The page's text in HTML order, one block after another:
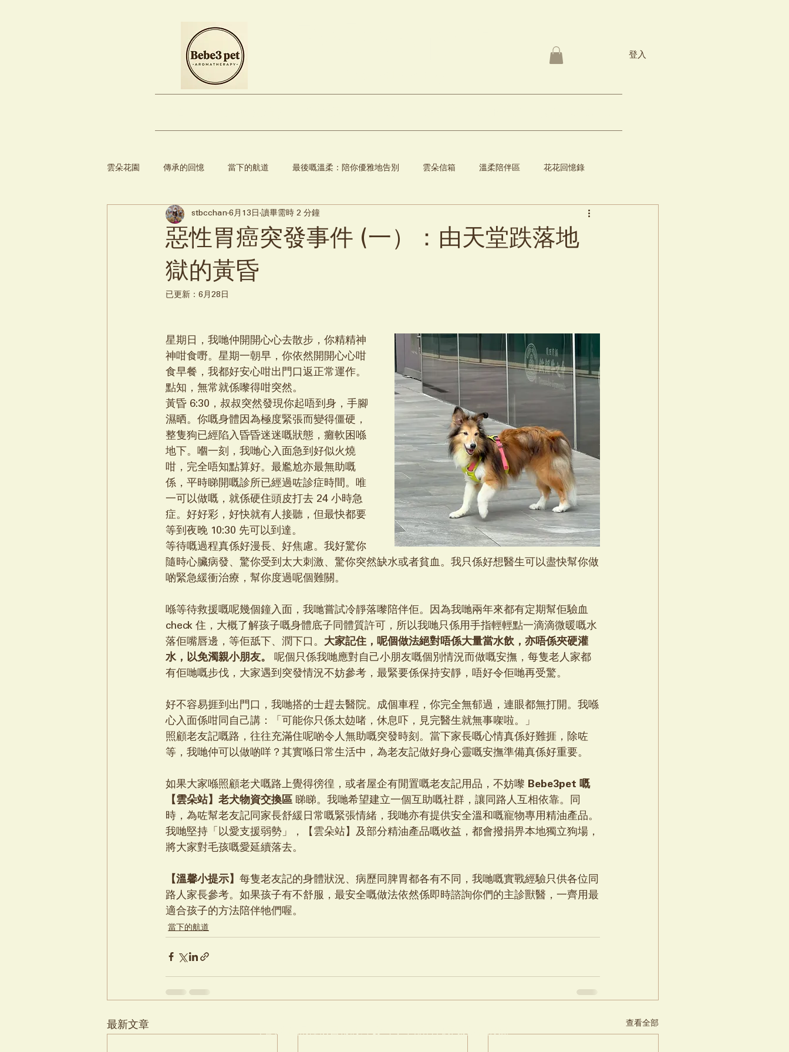
登入
雲朵花園 傳承的回憶 當下的航道 最後嘅溫柔：陪你優雅地告別 雲朵信箱 溫柔陪伴區 花花回憶錄
【強仔挑食事件簿】
惡性胃癌突發事件 (一）：由天堂跌落地
獄的黃昏
stbcchan 6月13日 讀畢需時 2 分鐘
已更新： 6月28日
星期日，我哋仲開開心心去散步，你精精神
神咁食嘢。星期一朝早，你依然開開心心咁
食早餐，我都好安心咁出門口返正常運作。
點知，無常就係嚟得咁突然。
黃昏 6:30，叔叔突然發現你起唔到身，手腳
濕晒。你嘅身體因為極度緊張而變得僵硬，
整隻狗已經陷入昏昏迷迷嘅狀態，癱軟困喺
地下。嗰一刻，我哋心入面急到好似火燒
咁，完全唔知點算好。最尷尬亦最無助嘅
係，平時睇開嘅診所已經過咗診症時間。唯
一可以做嘅，就係硬住頭皮打去 24 小時急
症。好好彩，好快就有人接聽，但最快都要
等到夜晚 10:30 先可以到達。
等待嘅過程真係好漫長、好焦慮。我好驚你
隨時心臟病發、驚你受到太大刺激、驚你突然缺水或者貧血。我只係好想醫生可以盡快幫你做
啲緊急緩衝治療，幫你度過呢個難關。
喺等待救援嘅呢幾個鐘入面，我哋嘗試冷靜落嚟陪伴佢。因為我哋兩年來都有定期幫佢驗血
check 住，大概了解孩子嘅身體底子同體質許可，所以我哋只係用手指輕輕點一滴滴微暖嘅水
落佢嘴唇邊，等佢舐下、潤下口。 大家記住，呢個做法絕對唔係大量當水飲，亦唔係夾硬灌
水，以免濁親小朋友。
呢個只係我哋應對自己小朋友嘅個別情況而做嘅安撫，每隻老人家都
有佢哋嘅步伐，大家遇到突發情況不妨參考，最緊要係保持安靜，唔好令佢哋再受驚。
好不容易捱到出門口，我哋搭的士趕去醫院。成個車程，你完全無郁過，連眼都無打開。我喺
心入面係咁同自己講：「可能你只係太攰啫，休息吓，見完醫生就無事㗎啦。」
照顧老友記嘅路，往往充滿住呢啲令人無助嘅突發時刻。當下家長嘅心情真係好難捱，除咗
等，我哋仲可以做啲咩？其實喺日常生活中，為老友記做好身心靈嘅安撫準備真係好重要。
如果大家喺照顧老犬嘅路上覺得徬徨，或者屋企有閒置嘅老友記用品，不妨嚟 Bebe3pet 嘅
【雲朵站】老犬物資交換區 睇睇。我哋希望建立一個互助嘅社群，讓同路人互相依靠。同
時，為咗幫老友記同家長舒緩日常嘅緊張情緒，我哋亦有提供安全溫和嘅寵物專用精油產品。
我哋堅持「以愛支援弱勢」，【雲朵站】及部分精油產品嘅收益，都會撥捐畀本地獨立狗場，
將大家對毛孩嘅愛延續落去。
【溫馨小提示】 每隻老友記的身體狀況、病歷同脾胃都各有不同，我哋嘅實戰經驗只供各位同
路人家長參考。如果孩子有不舒服，最安全嘅做法依然係即時諮詢你們的主診獸醫，一齊用最
適合孩子的方法陪伴牠們喔。
當下的航道
最新文章 查看全部
本網站資訊僅供日常護理參考，不能替代專業獸醫診斷